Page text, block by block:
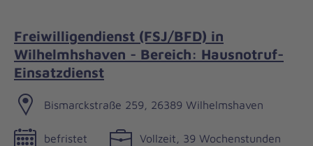
Freiwilligendienst (FSJ/BFD) in
Wilhelmhshaven - Bereich: Hausnotruf-
Einsatzdienst
Bismarckstraße 259, 26389 Wilhelmshaven
befristet Vollzeit, 39 Wochenstunden